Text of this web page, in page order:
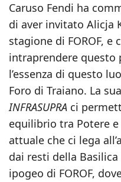
Caruso Fendi ha
di aver invitato Alicja
stagione di FOROF,
intraprendere questo
l’essenza di questo
Foro di Traiano. La
INFRASUPRA ci
equilibrio tra Potere
attuale che ci lega
dai resti della
ipogeo di FOROF,